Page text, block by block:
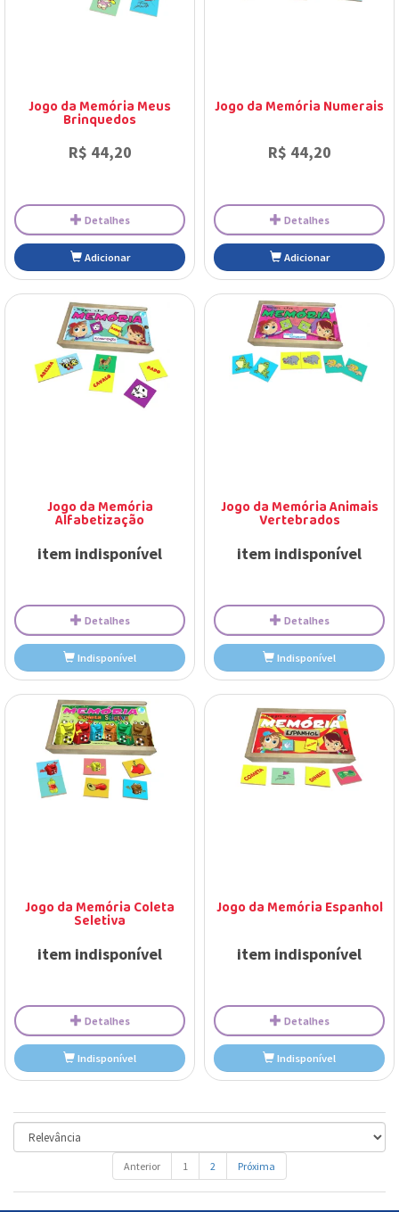
Adicionar
Jogo da Memória Meus
Brinquedos
R$ 44,20
Jogo da Memória Numerais
R$ 44,20
Jogo da Memória
Alfabetização
item indisponível
Indisponível
Jogo da Memória Animais
Vertebrados
item indisponível
Indisponível
Jogo da Memória Coleta
Seletiva
item indisponível
Jogo da Memória Espanhol
item indisponível
Anterior 1 2 Próxima